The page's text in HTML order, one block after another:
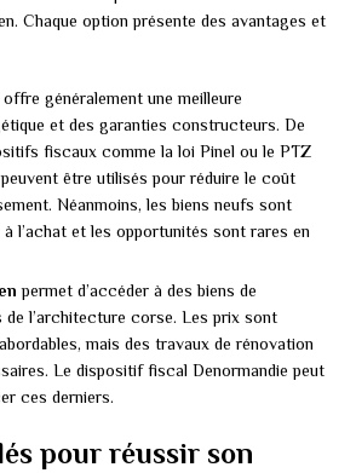
Chaque option présente des avantages et
offre généralement une meilleure
et des garanties constructeurs. De
fiscaux comme la loi Pinel ou le PTZ
être utilisés pour réduire le coût
Néanmoins, les biens neufs sont
l’achat et les opportunités sont rares en
permet d’accéder à des biens de
de l’architecture corse. Les prix sont
mais des travaux de rénovation
Le dispositif fiscal Denormandie peut
ces derniers.
pour réussir son